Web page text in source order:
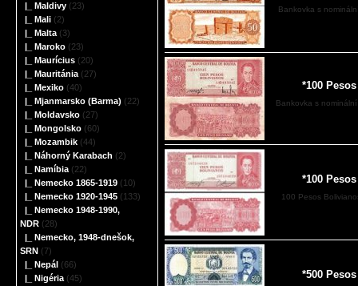
|_ Maldivy (23)
|_ Mali (2)
|_ Malta (3)
|_ Maroko (23)
|_ Maurícius (20)
|_ Mauritánia (27)
|_ Mexiko (40)
|_ Mjanmarsko (Barma) (22)
|_ Moldavsko (27)
|_ Mongolsko (60)
|_ Mozambik (44)
|_ Náhorný Karabach (2)
|_ Namíbia (22)
|_ Nemecko 1865-1919 (10)
|_ Nemecko 1920-1945 (133)
|_ Nemecko 1948-1990,
NDR (28)
|_ Nemecko, 1948-dnešok,
SRN (7)
|_ Nepál (66)
|_ Nigéria (45)
Bankovka s
*100
Bankovka s
*100
100 Pesos
*500